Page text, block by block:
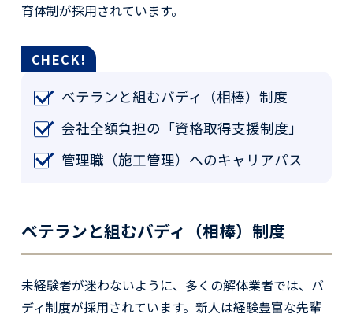
育体制が採用されています。
ベテランと組むバディ（相棒）制度
会社全額負担の「資格取得支援制度」
管理職（施工管理）へのキャリアパス
ベテランと組むバディ（相棒）制度
未経験者が迷わないように、多くの解体業者では、バ
ディ制度が採用されています。新人は経験豊富な先輩